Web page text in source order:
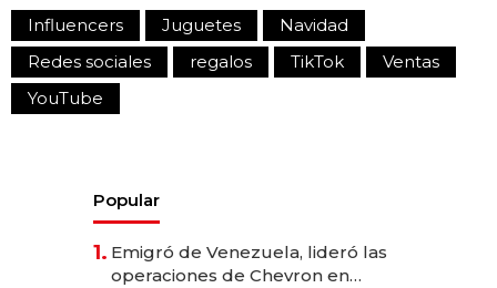
Influencers Juguetes
Navidad
Redes sociales
regalos TikTok
Ventas
YouTube
Popular
1. Emigró de Venezuela, lideró las
operaciones de Chevron en